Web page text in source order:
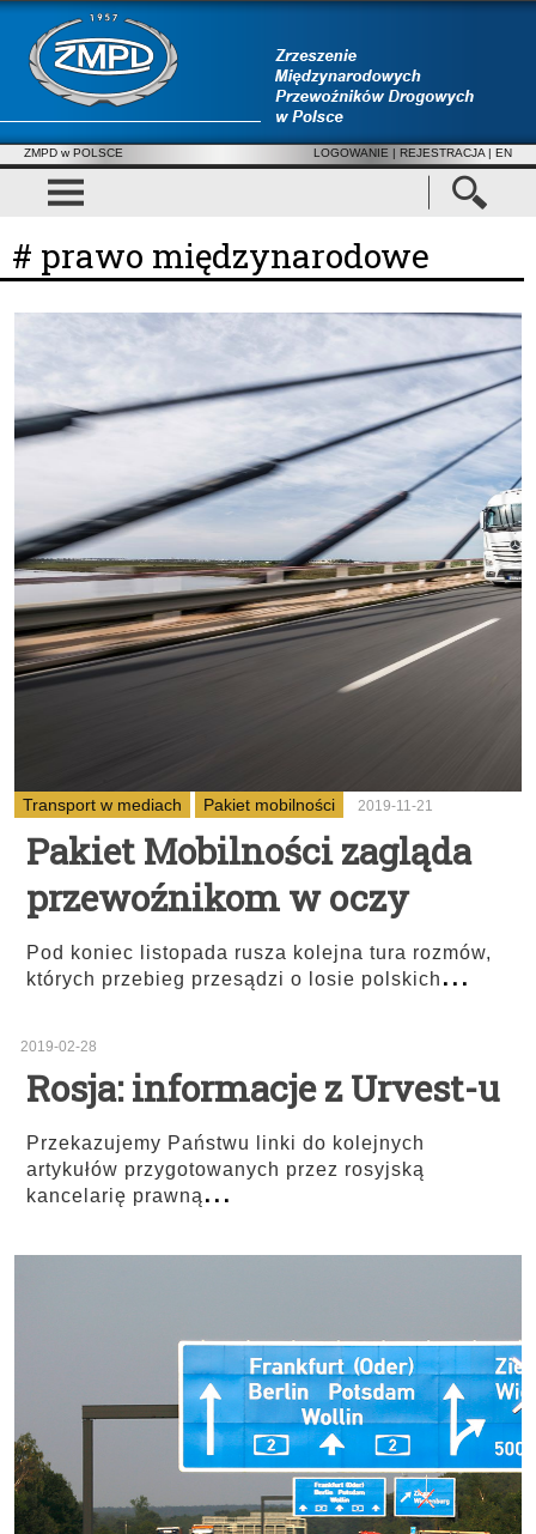
ZMPD w POLSCE LOGOWANIE | REJESTRACJA | EN
# prawo międzynarodowe
Transport w mediach Pakiet mobilności 2019-11-21
Pakiet Mobilności zagląda
przewoźnikom w oczy
Pod koniec listopada rusza kolejna tura rozmów,
których przebieg przesądzi o losie polskich ...
2019-02-28
Rosja: informacje z Urvest-u
Przekazujemy Państwu linki do kolejnych
artykułów przygotowanych przez rosyjską
kancelarię prawną...